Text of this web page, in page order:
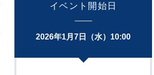
イベント開始日
2026年1月7日（水）10:00